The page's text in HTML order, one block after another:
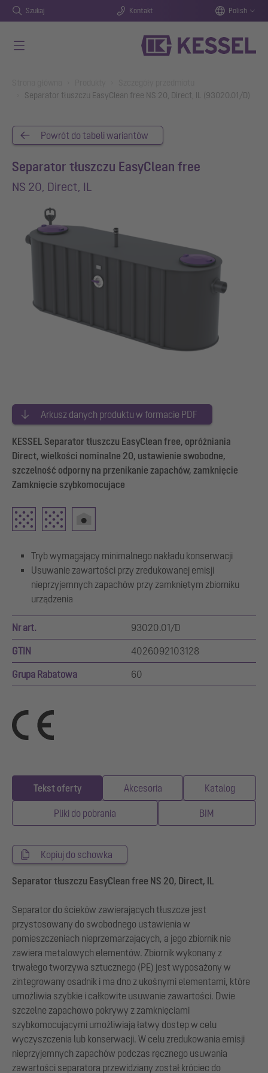
Szukaj Kontakt Polish
Separator tłuszczu EasyClean free NS 20, Direct, IL (93020.01/D)
Powrót do tabeli wariantów
Separator tłuszczu EasyClean free
NS 20, Direct, IL
Arkusz danych produktu w formacie PDF
KESSEL Separator tłuszczu EasyClean free, opróżniania
Direct, wielkości nominalne 20, ustawienie swobodne,
szczelność odporny na przenikanie zapachów, zamknięcie
Zamknięcie szybkomocujące
Tryb wymagający minimalnego nakładu konserwacji
Usuwanie zawartości przy zredukowanej emisji
nieprzyjemnych zapachów przy zamkniętym zbiorniku
urządzenia
Nr art. 93020.01/D
GTIN 4026092103128
Grupa Rabatowa 60
Tekst oferty Akcesoria Katalog
Pliki do pobrania BIM
Kopiuj do schowka
Separator tłuszczu EasyClean free NS 20, Direct, IL
Separator do ścieków zawierających tłuszcze jest
przystosowany do swobodnego ustawienia w
pomieszczeniach nieprzemarzających, a jego zbiornik nie
zawiera metalowych elementów. Zbiornik wykonany z
trwałego tworzywa sztucznego (PE) jest wyposażony w
zintegrowany osadnik i ma dno z ukośnymi elementami, które
umożliwia szybkie i całkowite usuwanie zawartości. Dwie
szczelne zapachowo pokrywy z zamknięciami
szybkomocującymi umożliwiają łatwy dostęp w celu
wyczyszczenia lub konserwacji. W celu zredukowania emisji
nieprzyjemnych zapachów podczas ręcznego usuwania
zawartości separatora przewidziany został króciec do